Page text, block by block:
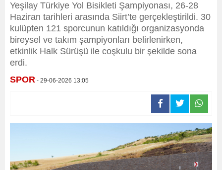
Yeşilay Türkiye Yol Bisikleti Şampiyonası, 26-28
Haziran tarihleri arasında Siirt’te gerçekleştirildi. 30
kulüpten 121 sporcunun katıldığı organizasyonda
bireysel ve takım şampiyonları belirlenirken,
etkinlik Halk Sürüşü ile coşkulu bir şekilde sona
erdi.
SPOR - 29-06-2026 13:05